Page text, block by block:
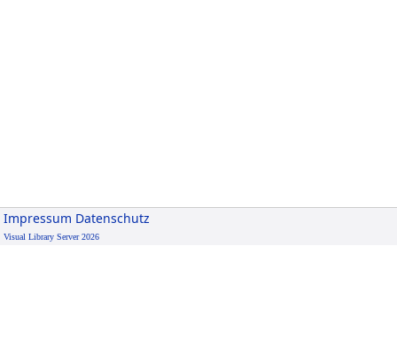
Impressum Datenschutz
Visual Library Server 2026